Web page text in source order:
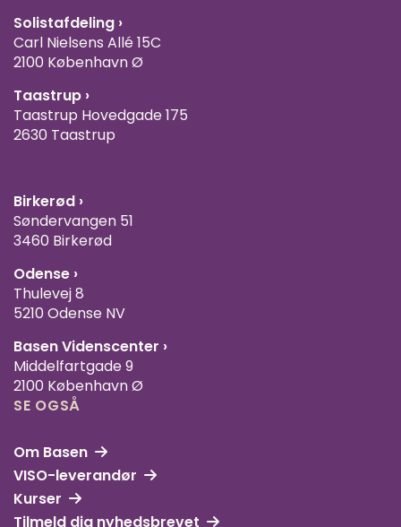
Solistafdeling ›
Carl Nielsens Allé 15C
2100 København Ø
Taastrup ›
Taastrup Hovedgade 175
2630 Taastrup
Birkerød ›
Søndervangen 51
3460 Birkerød
Odense ›
Thulevej 8
5210 Odense NV
Basen Videnscenter ›
Middelfartgade 9
2100 København Ø
SE OGSÅ
Om Basen
VISO-leverandør
Kurser
Tilmeld dig nyhedsbrevet